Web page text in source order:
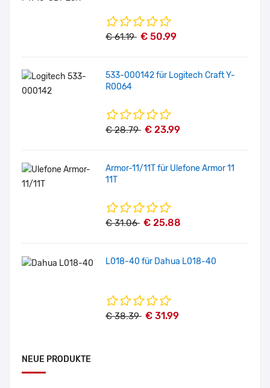
€ 61.19 € 50.99
533-000142 für Logitech Craft Y-
R0064
€ 28.79 € 23.99
Armor-11/11T für Ulefone Armor 11
11T
€ 31.06 € 25.88
L018-40 für Dahua L018-40
€ 38.39 € 31.99
NEUE PRODUKTE